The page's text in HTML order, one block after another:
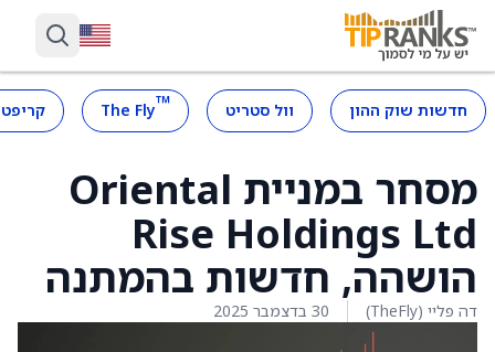
חדשות שוק ההון וול סטריט ™
The Fly
מסחר במניית Oriental
Rise Holdings Ltd
הושהה, חדשות בהמתנה
דה פליי (TheFly) 30 בדצמבר 2025